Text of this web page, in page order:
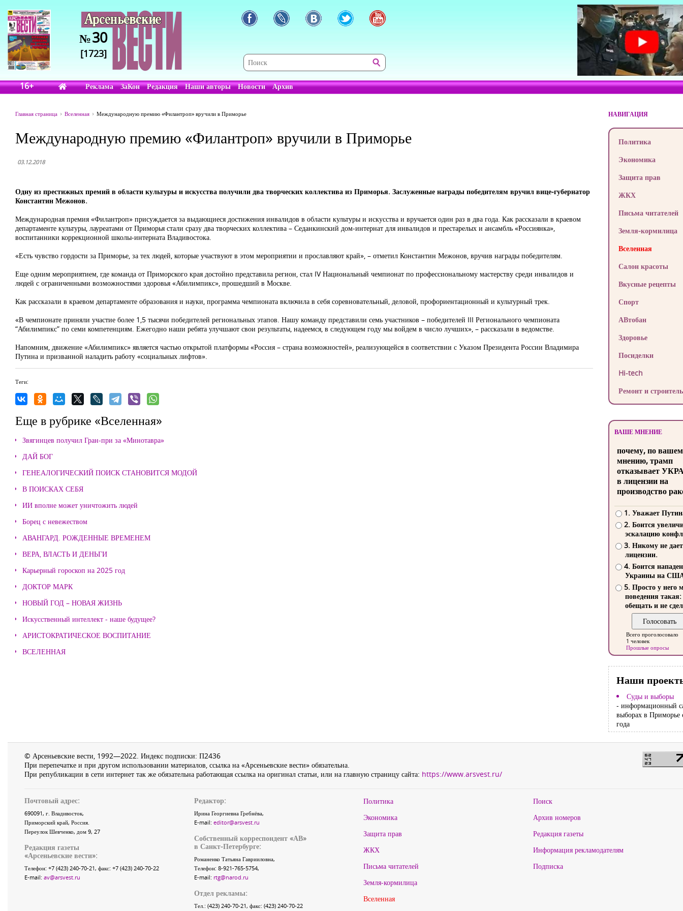
№30
[1723]
16+ Реклама ЗаКон Редакция Наши авторы Новости Архив
Главная страница Вселенная Международную премию «Филантроп» вручили в Приморье
Международную премию «Филантроп» вручили в Приморье
03.12.2018
Одну из престижных премий в области культуры и искусства получили два творческих коллектива из Приморья. Заслуженные награды победителям вручил вице-губернатор
Константин Межонов.
Международная премия «Филантроп» присуждается за выдающиеся достижения инвалидов в области культуры и искусства и вручается один раз в два года. Как рассказали в краевом
департаменте культуры, лауреатами от Приморья стали сразу два творческих коллектива – Седанкинский дом-интернат для инвалидов и престарелых и ансамбль «Россиянка»,
воспитанники коррекционной школы-интерната Владивостока.
«Есть чувство гордости за Приморье, за тех людей, которые участвуют в этом мероприятии и прославляют край», – отметил Константин Межонов, вручив награды победителям.
Еще одним мероприятием, где команда от Приморского края достойно представила регион, стал IV Национальный чемпионат по профессиональному мастерству среди инвалидов и
людей с ограниченными возможностями здоровья «Абилимпикс», прошедший в Москве.
Как рассказали в краевом департаменте образования и науки, программа чемпионата включила в себя соревновательный, деловой, профориентационный и культурный трек.
«В чемпионате приняли участие более 1,5 тысячи победителей региональных этапов. Нашу команду представили семь участников – победителей III Регионального чемпионата
“Абилимпикс” по семи компетенциям. Ежегодно наши ребята улучшают свои результаты, надеемся, в следующем году мы войдем в число лучших», – рассказали в ведомстве.
Напомним, движение «Абилимпикс» является частью открытой платформы «Россия – страна возможностей», реализующейся в соответствии с Указом Президента России Владимира
Путина и призванной наладить работу «социальных лифтов».
Теги:
Еще в рубрике «Вселенная»
Звягинцев получил Гран-при за «Минотавра»
ДАЙ БОГ
ГЕНЕАЛОГИЧЕСКИЙ ПОИСК СТАНОВИТСЯ МОДОЙ
В ПОИСКАХ СЕБЯ
ИИ вполне может уничтожить людей
Борец с невежеством
АВАНГАРД. РОЖДЕННЫЕ ВРЕМЕНЕМ
ВЕРА, ВЛАСТЬ И ДЕНЬГИ
Карьерный гороскоп на 2025 год
ДОКТОР МАРК
НОВЫЙ ГОД – НОВАЯ ЖИЗНЬ
Искусственный интеллект - наше будущее?
АРИСТОКРАТИЧЕСКОЕ ВОСПИТАНИЕ
ВСЕЛЕННАЯ
НАВИГАЦИЯ
Политика
Экономика
Защита прав
ЖКХ
Письма читателей
Земля-кормилица
Вселенная
Салон красоты
Вкусные рецепты
Спорт
АВтобан
Здоровье
Посиделки
Hi-tech
Ремонт и
ВАШЕ МНЕНИЕ
почему, по
мнению, трамп
отказывает
в лицензии на
производство
1. Уважает
2. Боится
эскалацию
3. Никому не
лицензии.
4. Боится
Украины на
5. Просто у него
поведения такая:
обещать и не
Всего проголосовало
1 человек
Прошлые опросы
Наши
Суды и выборы
- информационный
выборах в Приморье
года
© Арсеньевские вести, 1992—2022. Индекс подписки: П2436
При перепечатке и при другом использовании материалов, ссылка на «Арсеньевские вести» обязательна.
При републикации в сети интернет так же обязательна работающая ссылка на оригинал статьи, или на главную страницу сайта: https://www.arsvest.ru/
Почтовый адрес:
690091, г. Владивосток,
Приморский край, Россия.
Переулок Шевченко, дом 9, 27
Редакция газеты
«Арсеньевские вести»:
Телефон: +7 (423) 240-70-21, факс: +7 (423) 240-70-22
E-mail: av@arsvest.ru
Редактор:
Ирина Георгиевна Гребнёва,
E-mail: editor@arsvest.ru
Собственный корреспондент «АВ»
в Санкт-Петербурге:
Романенко Татьяна Гаврииловна,
Телефон: 8-921-765-5754,
E-mail: rtg@narod.ru
Отдел рекламы:
Тел.: (423) 240-70-21, факс: (423) 240-70-22
Политика
Экономика
Защита прав
ЖКХ
Письма читателей
Земля-кормилица
Вселенная
Поиск
Архив номеров
Редакция газеты
Информация рекламодателям
Подписка